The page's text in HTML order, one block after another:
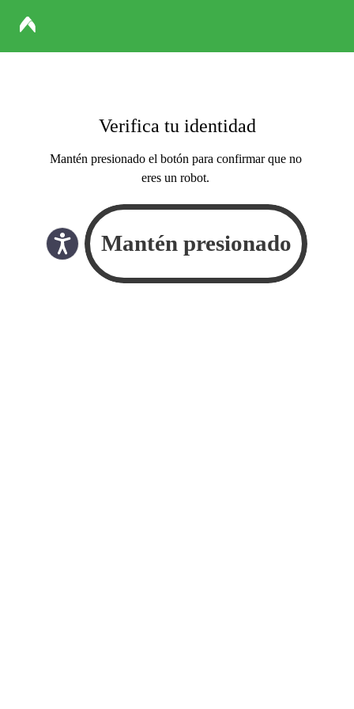
Verifica tu identidad
Mantén presionado el botón para confirmar que no
eres un robot.